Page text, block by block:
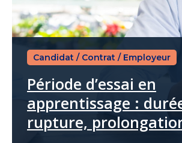
Candidat / Contrat / Employeur
Période d’essai en
apprentissage :
rupture,